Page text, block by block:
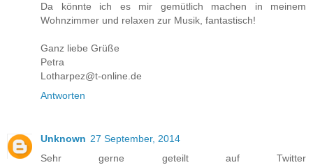
Da könnte ich es mir gemütlich machen in meinem
Wohnzimmer und relaxen zur Musik, fantastisch!
Ganz liebe Grüße
Petra
Lotharpez@t-online.de
Antworten
Unknown 27 September, 2014
Sehr gerne geteilt auf Twitter